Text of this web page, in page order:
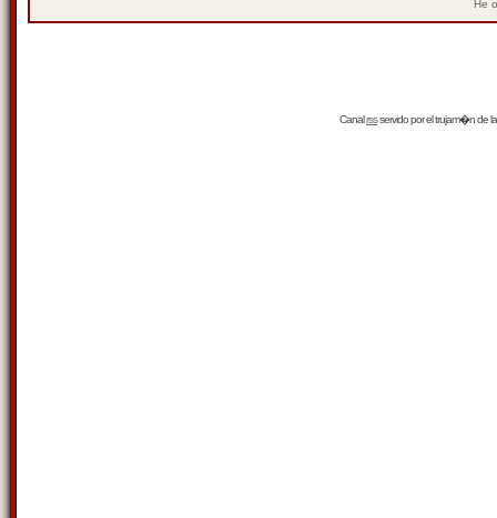
He
Canalrssservido por eltrujam�nde